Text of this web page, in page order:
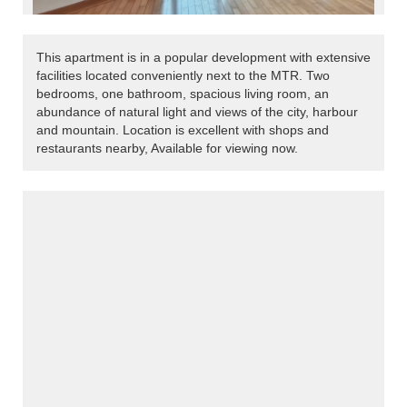
This apartment is in a popular development with extensive
facilities located conveniently next to the MTR. Two
bedrooms, one bathroom, spacious living room, an
abundance of natural light and views of the city, harbour
and mountain. Location is excellent with shops and
restaurants nearby, Available for viewing now.